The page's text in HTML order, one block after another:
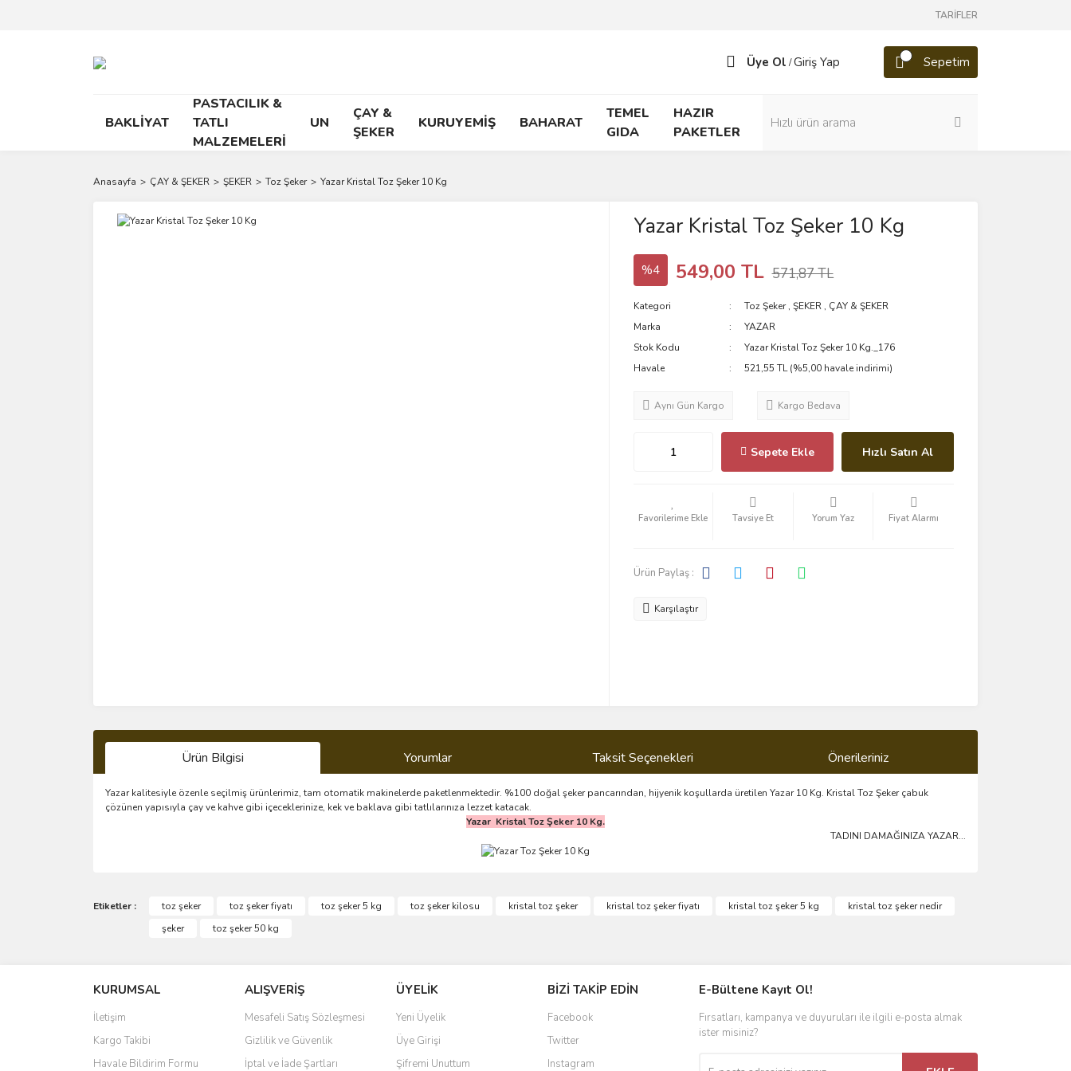
TARİFLER
Üye Ol /Giriş Yap Sepetim
BAKLİYAT
PASTACILIK &
TATLI
MALZEMELERİ
UN
ÇAY &
ŞEKER
KURUYEMİŞ BAHARAT
TEMEL
GIDA
HAZIR
PAKETLER
Anasayfa ÇAY & ŞEKER ŞEKER Toz Şeker Yazar Kristal Toz Şeker 10 Kg
Yazar Kristal Toz Şeker 10 Kg
%4 549,00 TL 571,87 TL
Kategori Toz Şeker,ŞEKER , ÇAY & ŞEKER
Marka
YAZAR
Stok Kodu
Yazar Kristal Toz Şeker 10 Kg._176
Havale
521,55 TL (%5,00 havale indirimi)
Aynı Gün Kargo Kargo Bedava
Sepete Ekle Hızlı Satın Al
Tavsiye Et Yorum Yaz Fiyat Alarmı
Ürün Paylaş :
Karşılaştır
Ürün Bilgisi Yorumlar Taksit Seçenekleri Önerileriniz
Yazar kalitesiyle özenle seçilmiş ürünlerimiz, tam otomatik makinelerde paketlenmektedir. %100 doğal şeker pancarından, hijyenik koşullarda üretilen Yazar 10 Kg. Kristal Toz Şeker çabuk
çözünen yapısıyla çay ve kahve gibi içeceklerinize, kek ve baklava gibi tatlılarınıza lezzet katacak.
Yazar Kristal Toz Şeker 10 Kg.
TADINI DAMAĞINIZA YAZAR...
Uygun
Görüş ve önerileriniz için teşekkür ederiz.
Ürün bilgilerinde hatalar bulunuyor.
Ürün fiyatı diğer sitelerden daha pahalı.
Bu ürüne benzer farklı alternatifler olmalı.
Etiketler : toz şeker toz şeker fiyatı toz şeker 5 kg toz şeker kilosu kristal toz şeker kristal toz şeker fiyatı kristal toz şeker 5 kg
kristal toz şeker nedir
şeker
toz şeker 50 kg
KURUMSAL
İletişim
Kargo Takibi
Havale Bildirim Formu
ALIŞVERİŞ
Mesafeli Satış Sözleşmesi
Gizlilik ve Güvenlik
İptal ve İade Şartları
ÜYELİK
Yeni Üyelik
Üye Girişi
Şifremi Unuttum
BİZİ TAKİP EDİN
Facebook
Twitter
Instagram
E-Bültene Kayıt Ol!
Fırsatları, kampanya ve duyuruları ile ilgili e-posta almak
ister misiniz?